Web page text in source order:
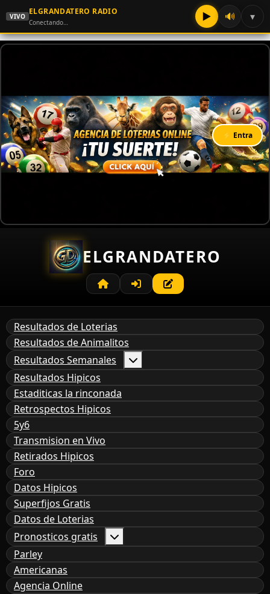
VIVO
ELGRANDATERO RADIO
Conectando… ▶ 🔊 ▾
⚡ Entra
ELGRANDATERO
Resultados de Loterias
Resultados de Animalitos
Resultados Semanales
Resultados Hipicos
Estaditicas la rinconada
Retrospectos Hipicos
5y6
Transmision en Vivo
Retirados Hipicos
Foro
Datos Hipicos
Superfijos Gratis
Datos de Loterias
Pronosticos gratis
Parley
Americanas
Agencia Online